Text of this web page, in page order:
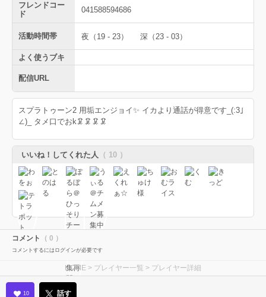
フレンドコー
ド
041588594686
活動時間帯 夜（19 - 23） 深（23 - 03）
よく使うブキ
配信URL
スプラトゥーン2 用垢エンジョイ✨ イカより通話が得意です_(:3｣
∠)_ タメ口でおk🦑🦑🦑🦑
いいね！してくれた人 （ 10 ）
コメント （ 0 ）
コメントするにはログインが必要です
HOME > プレイヤー一覧 > プレイヤー詳細
10 話す